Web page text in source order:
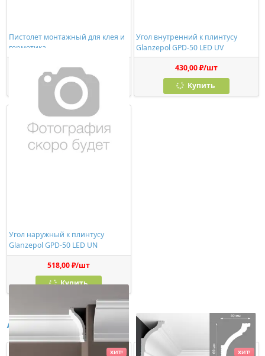
Пистолет монтажный для клея и
герметика
278,00 ₽/шт
Купить
Угол внутренний к плинтусу
Glanzepol GPD-50 LED UV
430,00 ₽/шт
Купить
Угол наружный к плинтусу
Glanzepol GPD-50 LED UN
518,00 ₽/шт
Купить
Аналоги
ХИТ! ХИТ!